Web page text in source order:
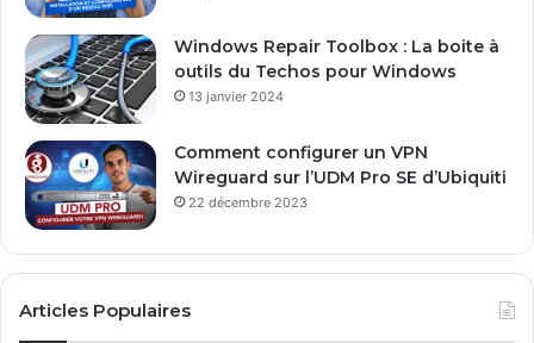
Windows Repair Toolbox : La boite à
outils du Techos pour Windows
13 janvier 2024
Comment configurer un VPN
Wireguard sur l’UDM Pro SE d’Ubiquiti
22 décembre 2023
Articles Populaires